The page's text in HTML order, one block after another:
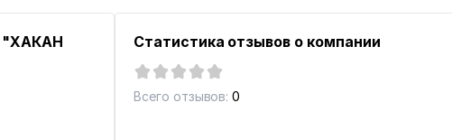
"ХАКАН
Статистика отзывов о компании
Всего отзывов: 0